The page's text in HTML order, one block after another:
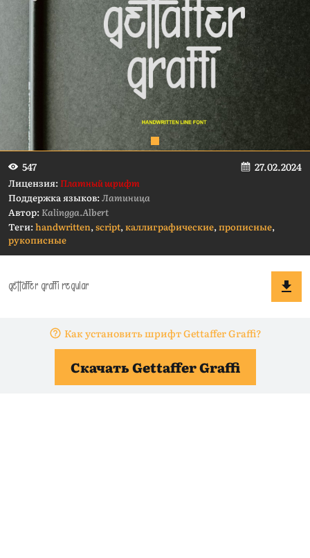
547 27.02.2024
Лицензия: Платный шрифт
Поддержка языков:Латиница
Автор: Kalingga.Albert
Теги:handwritten, script, каллиграфические, прописные,
рукописные
Как установить шрифт Gettaffer Graffi?
Скачать Gettaffer Graffi